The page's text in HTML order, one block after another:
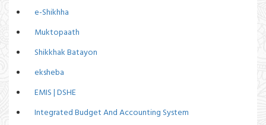
e-Shikhha
Muktopaath
Shikkhak Batayon
eksheba
EMIS | DSHE
Integrated Budget And Accounting System